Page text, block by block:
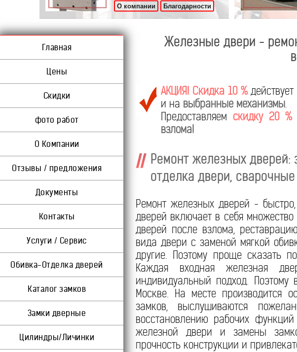
О компании Благодарности
Главная
Цены
Скидки
фото работ
О Компании
Отзывы / предложения
Документы
Контакты
Услуги / Сервис
Обивка-Отделка дверей
Каталог замков
Замки дверные
Цилиндры/Личинки
Железные двери -
АКЦИЯ! Скидка 10 %
и на выбранные механизмы.
Предоставляем скидку 20 %
взлома!
Ремонт железных дверей:
отделка двери,
Ремонт железных дверей -
дверей включает в себя
дверей после взлома,
вида двери с заменой мягкой
другие. Поэтому проще сказать
Каждая входная железная
индивидуальный подход.
Москве. На месте производится
замков, выслушиваются
восстановлению рабочих
железной двери и замены
прочность конструкции и